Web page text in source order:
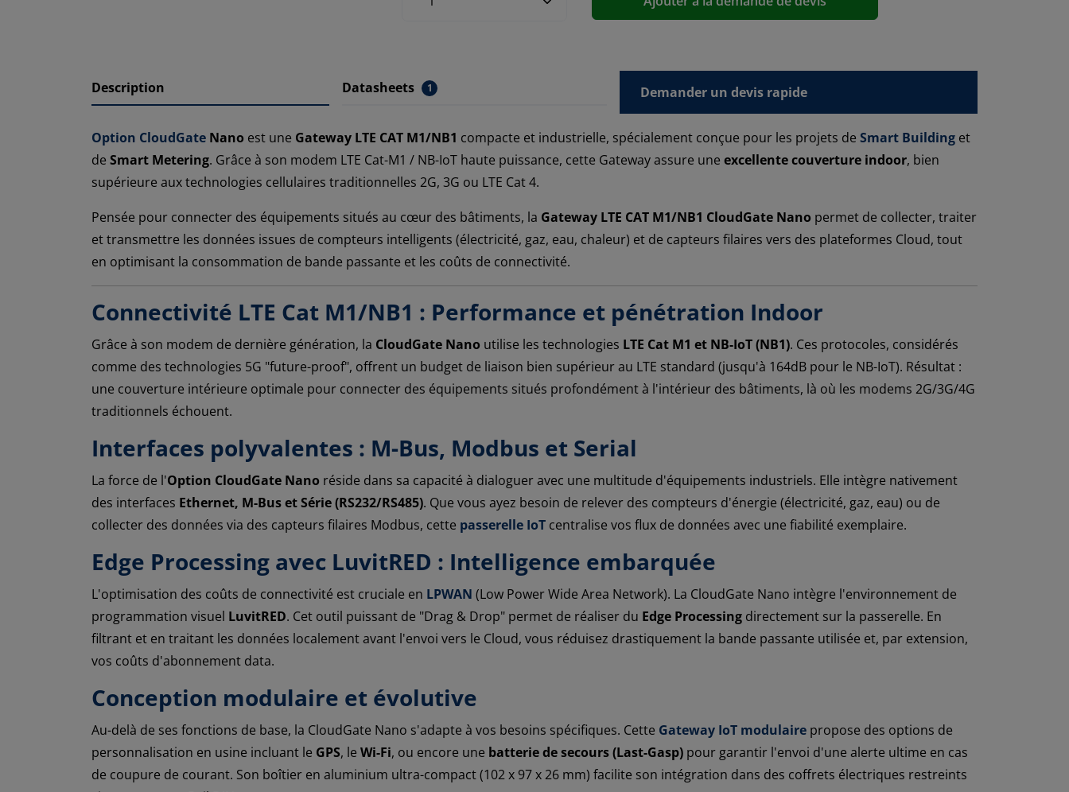
Description Datasheets 1 Demander un devis rapide
Option CloudGate Nano est une Gateway LTE CAT M1/NB1 compacte et industrielle, spécialement conçue pour les projets de Smart Building et
de Smart Metering. Grâce à son modem LTE Cat-M1 / NB-IoT haute puissance, cette Gateway assure une excellente couverture indoor, bien
supérieure aux technologies cellulaires traditionnelles 2G, 3G ou LTE Cat 4.
Pensée pour connecter des équipements situés au cœur des bâtiments, la Gateway LTE CAT M1/NB1 CloudGate Nano permet de collecter, traiter
et transmettre les données issues de compteurs intelligents (électricité, gaz, eau, chaleur) et de capteurs filaires vers des plateformes Cloud, tout
en optimisant la consommation de bande passante et les coûts de connectivité.
Connectivité LTE Cat M1/NB1 : Performance et pénétration Indoor
Grâce à son modem de dernière génération, la CloudGate Nano utilise les technologies LTE Cat M1 et NB-IoT (NB1). Ces protocoles, considérés
comme des technologies 5G "future-proof", offrent un budget de liaison bien supérieur au LTE standard (jusqu'à 164dB pour le NB-IoT). Résultat :
une couverture intérieure optimale pour connecter des équipements situés profondément à l'intérieur des bâtiments, là où les modems 2G/3G/4G
traditionnels échouent.
Interfaces polyvalentes : M-Bus, Modbus et Serial
La force de l'Option CloudGate Nano réside dans sa capacité à dialoguer avec une multitude d'équipements industriels. Elle intègre nativement
des interfaces Ethernet, M-Bus et Série (RS232/RS485). Que vous ayez besoin de relever des compteurs d'énergie (électricité, gaz, eau) ou de
collecter des données via des capteurs filaires Modbus, cette passerelle IoT centralise vos flux de données avec une fiabilité exemplaire.
Edge Processing avec LuvitRED : Intelligence embarquée
L'optimisation des coûts de connectivité est cruciale en LPWAN (Low Power Wide Area Network). La CloudGate Nano intègre l'environnement de
programmation visuel LuvitRED. Cet outil puissant de "Drag & Drop" permet de réaliser du Edge Processing directement sur la passerelle. En
filtrant et en traitant les données localement avant l'envoi vers le Cloud, vous réduisez drastiquement la bande passante utilisée et, par extension,
vos coûts d'abonnement data.
Conception modulaire et évolutive
Au-delà de ses fonctions de base, la CloudGate Nano s'adapte à vos besoins spécifiques. Cette Gateway IoT modulaire propose des options de
personnalisation en usine incluant le GPS, le Wi-Fi, ou encore une batterie de secours (Last-Gasp) pour garantir l'envoi d'une alerte ultime en cas
de coupure de courant. Son boîtier en aluminium ultra-compact (102 x 97 x 26 mm) facilite son intégration dans des coffrets électriques restreints